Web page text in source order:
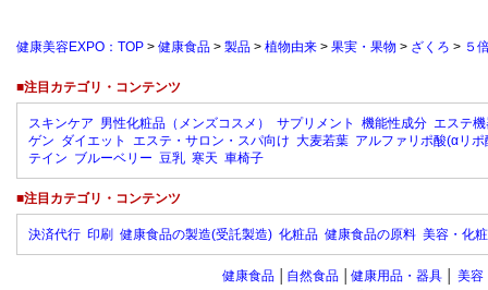
健康美容EXPO：TOP > 健康食品 > 製品 > 植物由来 > 果実・果物 > ざくろ > ５
■注目カテゴリ・コンテンツ
スキンケア 男性化粧品（メンズコスメ） サプリメント 機能性成分 エステ
ゲン ダイエット エステ・サロン・スパ向け 大麦若葉 アルファリポ酸(αリポ
テイン ブルーベリー 豆乳 寒天 車椅子
■注目カテゴリ・コンテンツ
決済代行 印刷 健康食品の製造(受託製造) 化粧品 健康食品の原料 美容・化
健康食品 自然食品 健康用品・器具 美容